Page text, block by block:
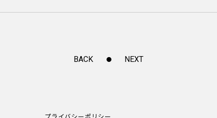
BACK NEXT